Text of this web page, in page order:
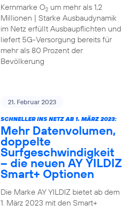
Kernmarke O2um mehr als 1,2
Millionen | Starke Ausbaudynamik
im Netz erfüllt Ausbaupflichten und
liefert 5G-Versorgung bereits für
mehr als 80 Prozent der
Bevölkerung
21. Februar 2023
SCHNELLER INS NETZ AB 1. MÄRZ 2023:
Mehr Datenvolumen,
doppelte
Surfgeschwindigkeit
– die neuen AY YILDIZ
Smart+ Optionen
Die Marke AY YILDIZ bietet ab dem
1. März 2023 mit den Smart+